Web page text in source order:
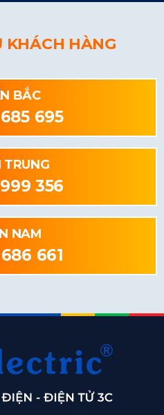
KHÁCH HÀNG
BẮC
695
TRUNG
356
NAM
661